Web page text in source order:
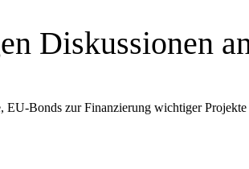
Diskussionen
Bonds zur Finanzierung wichtiger